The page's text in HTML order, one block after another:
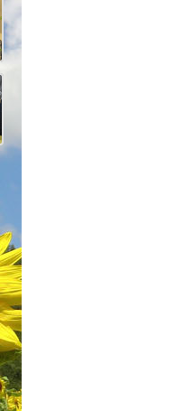
定住・移住